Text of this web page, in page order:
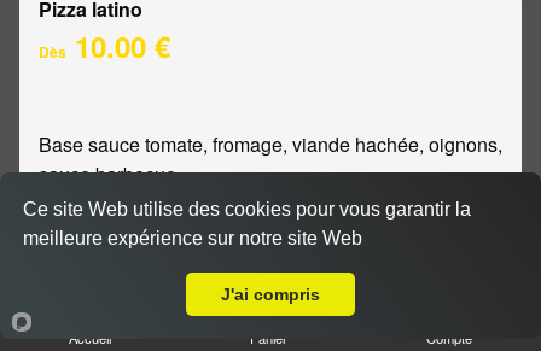
Pizza latino
Dès 10.00 €
Base sauce tomate, fromage, viande hachée, oignons,
sauce barbecue
Accueil Panier Compte
Ce site Web utilise des cookies pour vous garantir la
meilleure expérience sur notre site Web
J'ai compris